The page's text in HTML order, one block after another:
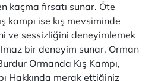
kaçma fırsatı sunar. Öte
kampı ise kış mevsiminde
ve sessizliğini deneyimlemek
bir deneyim sunar. Orman
Ormanda Kış Kampı,
Hakkında merak ettiğiniz